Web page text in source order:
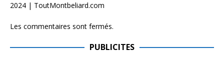
2024 | ToutMontbeliard.com
Les commentaires sont fermés.
PUBLICITES